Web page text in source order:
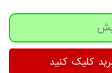
کلیک کنید